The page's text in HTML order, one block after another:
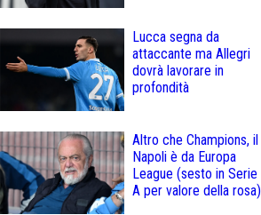
Lucca segna da
attaccante ma Allegri
dovrà lavorare in
profondità
Altro che Champions, il
Napoli è da Europa
League (sesto in Serie
A per valore della rosa)